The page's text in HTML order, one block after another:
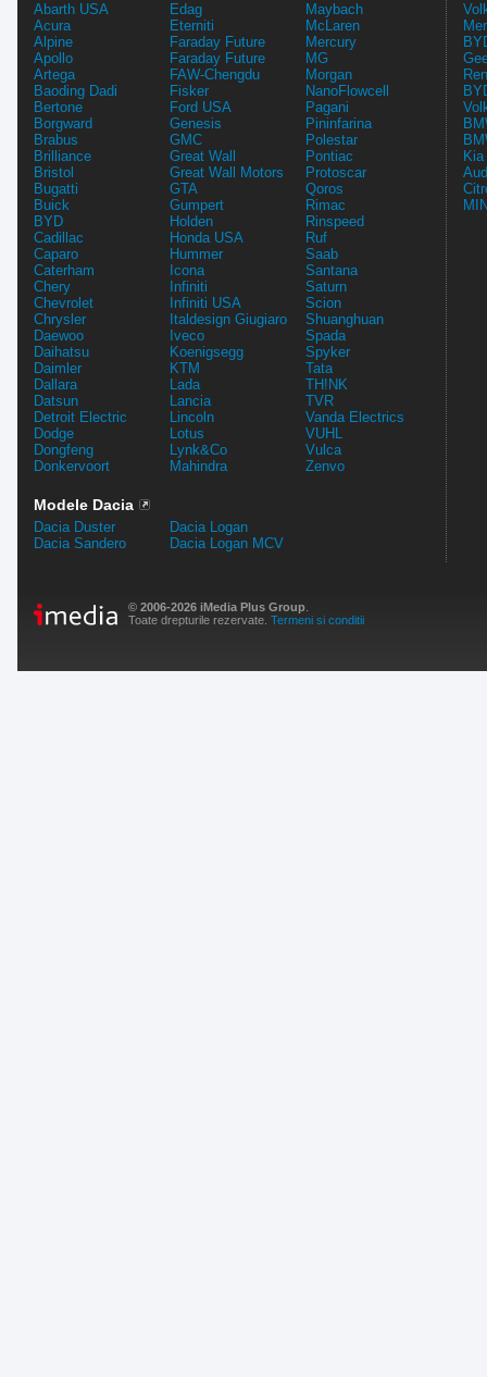
Abarth USA
Acura
Alpine
Apollo
Artega
Baoding Dadi
Bertone
Borgward
Brabus
Brilliance
Bristol
Bugatti
Buick
BYD
Cadillac
Caparo
Caterham
Chery
Chevrolet
Chrysler
Daewoo
Daihatsu
Daimler
Dallara
Datsun
Detroit Electric
Dodge
Dongfeng
Donkervoort
Edag
Eterniti
Faraday Future
Faraday Future
FAW-Chengdu
Fisker
Ford USA
Genesis
GMC
Great Wall
Great Wall Motors
GTA
Gumpert
Holden
Honda USA
Hummer
Icona
Infiniti
Infiniti USA
Italdesign Giugiaro
Iveco
Koenigsegg
KTM
Lada
Lancia
Lincoln
Lotus
Lynk&Co
Mahindra
Maybach
McLaren
Mercury
MG
Morgan
NanoFlowcell
Pagani
Pininfarina
Polestar
Pontiac
Protoscar
Qoros
Rimac
Rinspeed
Ruf
Saab
Santana
Saturn
Scion
Shuanghuan
Spada
Spyker
Tata
TH!NK
TVR
Vanda Electrics
VUHL
Vulca
Zenvo
Modele Dacia
Dacia Duster
Dacia Sandero
Dacia Logan
Dacia Logan MCV
© 2006-2026 iMedia Plus Group
Toate drepturile rezervate. Termeni si conditii